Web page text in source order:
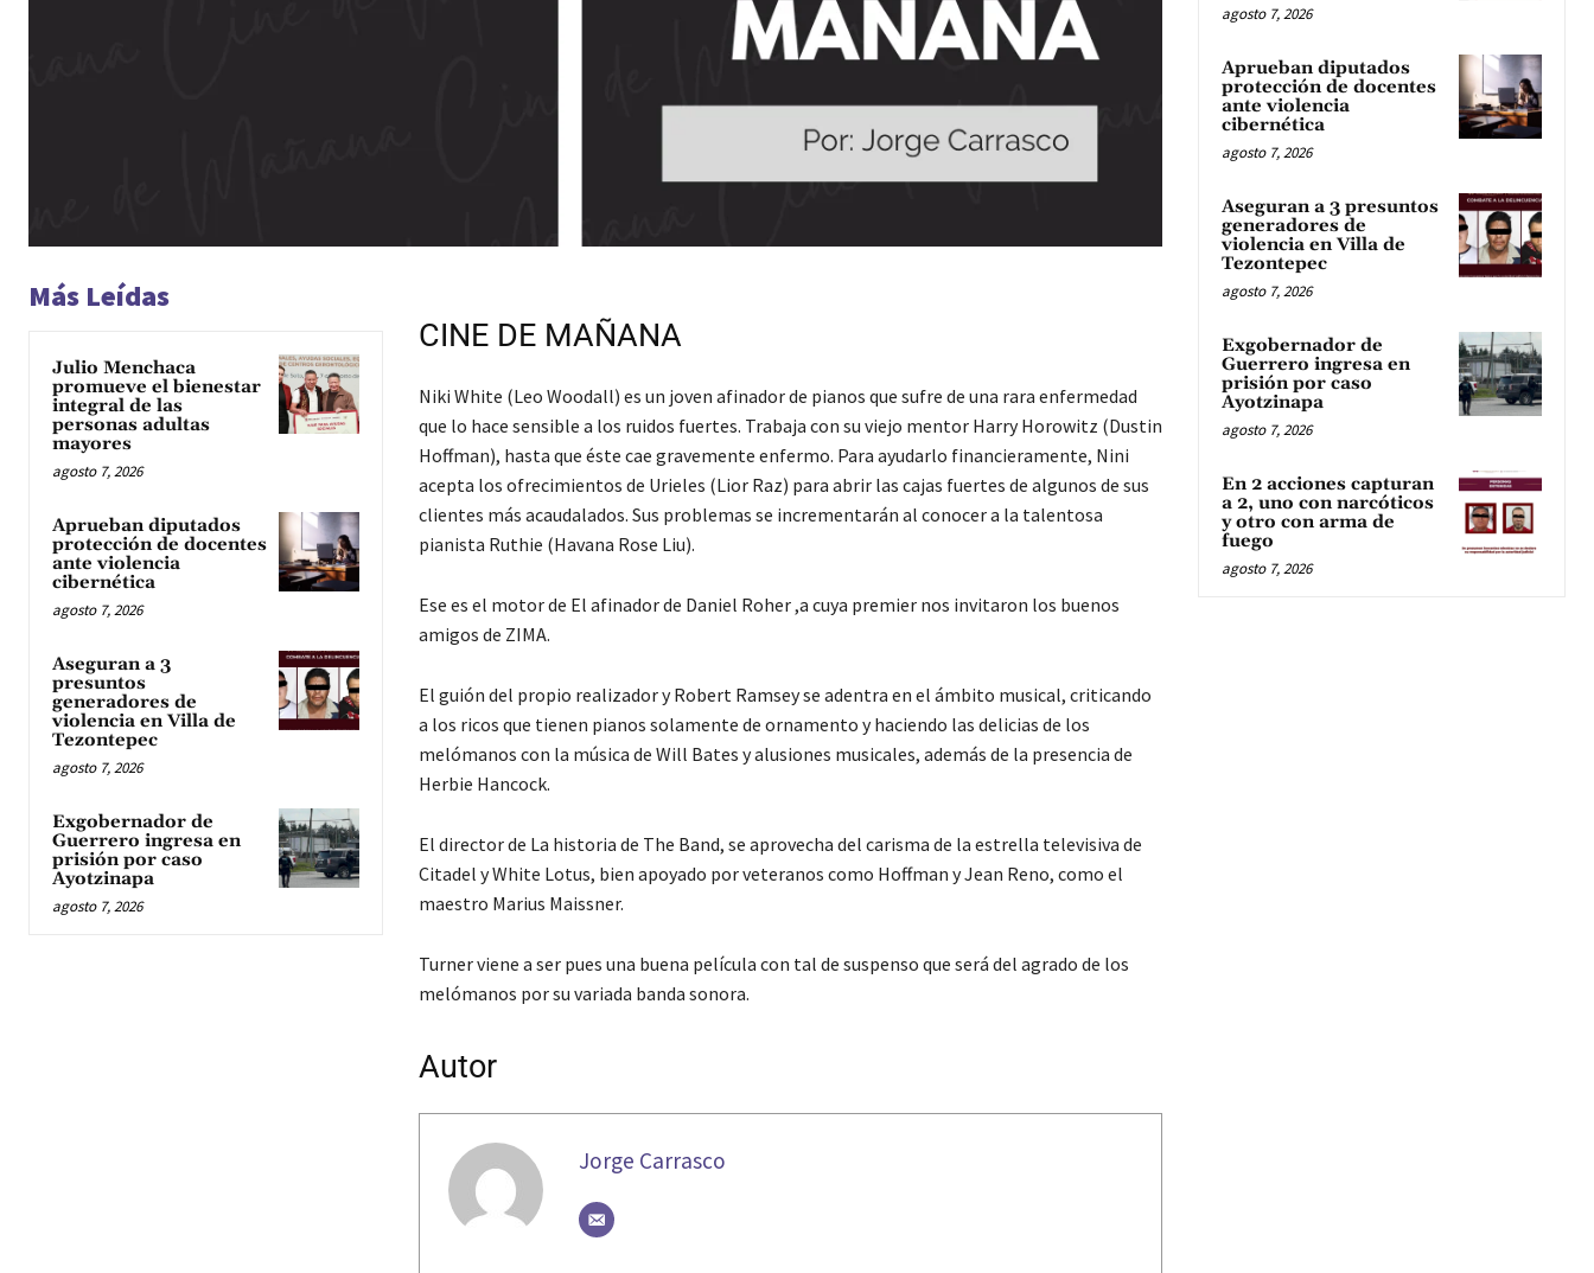
Más Leídas
Julio Menchaca
promueve el bienestar
integral de las
personas adultas
mayores
agosto 7, 2026
Aprueban diputados
protección de docentes
ante violencia
cibernética
agosto 7, 2026
Aseguran a 3
presuntos
generadores de
violencia en Villa de
Tezontepec
agosto 7, 2026
Exgobernador de
Guerrero ingresa en
prisión por caso
Ayotzinapa
agosto 7, 2026
CINE DE MAÑANA
Niki White (Leo Woodall) es un joven afinador de pianos que sufre de una rara enfermedad
que lo hace sensible a los ruidos fuertes. Trabaja con su viejo mentor Harry Horowitz (Dustin
Hoffman), hasta que éste cae gravemente enfermo. Para ayudarlo financieramente, Nini
acepta los ofrecimientos de Urieles (Lior Raz) para abrir las cajas fuertes de algunos de sus
clientes más acaudalados. Sus problemas se incrementarán al conocer a la talentosa
pianista Ruthie (Havana Rose Liu).
Ese es el motor de El afinador de Daniel Roher ,a cuya premier nos invitaron los buenos
amigos de ZIMA.
El guión del propio realizador y Robert Ramsey se adentra en el ámbito musical, criticando
a los ricos que tienen pianos solamente de ornamento y haciendo las delicias de los
melómanos con la música de Will Bates y alusiones musicales, además de la presencia de
Herbie Hancock.
El director de La historia de The Band, se aprovecha del carisma de la estrella televisiva de
Citadel y White Lotus, bien apoyado por veteranos como Hoffman y Jean Reno, como el
maestro Marius Maissner.
Turner viene a ser pues una buena película con tal de suspenso que será del agrado de los
melómanos por su variada banda sonora.
Autor
Jorge Carrasco
agosto 7, 2026
Aprueban diputados
protección de docentes
ante violencia
cibernética
agosto 7, 2026
Aseguran a 3 presuntos
generadores de
violencia en Villa de
Tezontepec
agosto 7, 2026
Exgobernador de
Guerrero ingresa en
prisión por caso
Ayotzinapa
agosto 7, 2026
En 2 acciones capturan
a 2, uno con narcóticos
y otro con arma de
fuego
agosto 7, 2026